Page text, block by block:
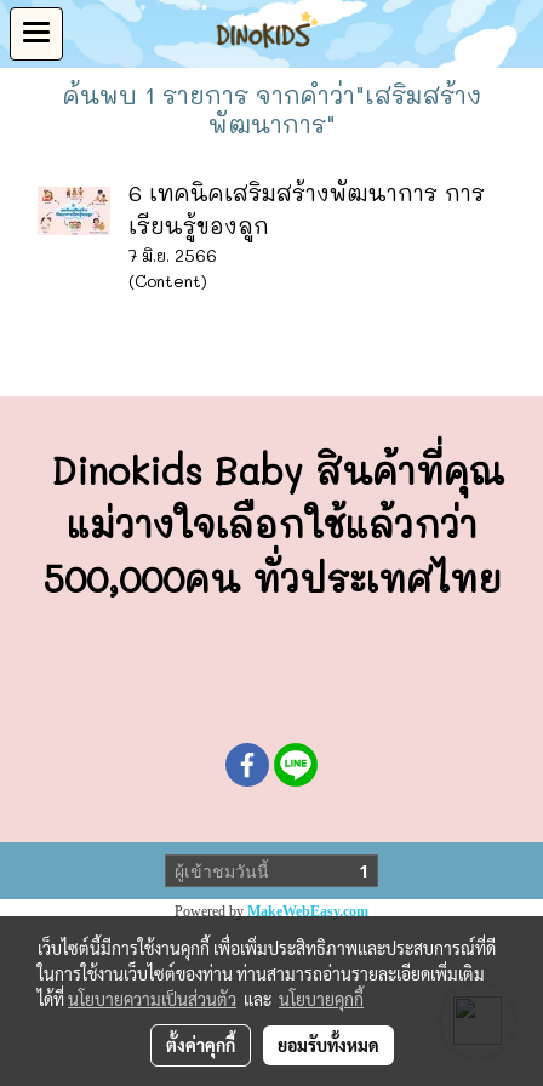
ค้นพบ 1 รายการ จากคำว่า"เสริมสร้าง
พัฒนาการ"
6 เทคนิคเสริมสร้างพัฒนาการ การ
เรียนรู้ของลูก
7 มิ.ย. 2566
(Content)
Dinokids Baby สินค้าที่คุณ
แม่วางใจเลือกใช้แล้วกว่า
500,000คน ทั่วประเทศไทย
ผู้เข้าชมวันนี้ 1
Powered by MakeWebEasy.com
เว็บไซต์นี้มีการใช้งานคุกกี้ เพื่อเพิ่มประสิทธิภาพและประสบการณ์ที่ดี
ในการใช้งานเว็บไซต์ของท่าน ท่านสามารถอ่านรายละเอียดเพิ่มเติม
ได้ที่นโยบายความเป็นส่วนตัว และ นโยบายคุกกี้
ตั้งค่าคุกกี้ ยอมรับทั้งหมด